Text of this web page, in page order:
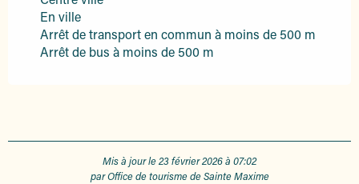
En ville
Arrêt de transport en commun à moins de 500 m
Arrêt de bus à moins de 500 m
Mis à jour le 23 février 2026 à 07:02
par Office de tourisme de Sainte Maxime